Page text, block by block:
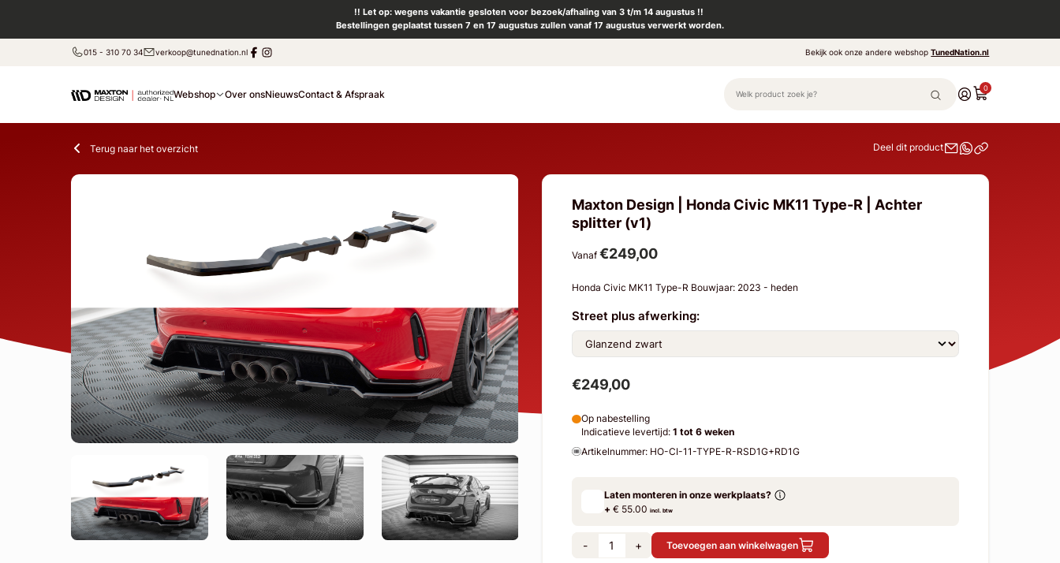
!! Let op: wegens vakantie gesloten voor bezoek/afhaling van 3 t/m 14 augustus !!
Bestellingen geplaatst tussen 7 en 17 augustus zullen vanaf 17 augustus verwerkt worden.
015 - 310 70 34 verkoop@tunednation.nl Bekijk ook onze andere webshopTunedNation.nl
Webshop Over onsNieuwsContact & Afspraak
0
Terug naar het overzicht Deel dit product
Maxton Design | Honda Civic MK11 Type-R | Achter
splitter (v1)
Vanaf €249,00
Honda Civic MK11 Type-R Bouwjaar: 2023 - heden
Street plus afwerking:
€249,00
Op nabestelling
Indicatieve levertijd: 1 tot 6 weken
Artikelnummer: HO-CI-11-TYPE-R-RSD1G+RD1G
Laten monteren in onze werkplaats?
+€ 55.00 incl. btw
- + Toevoegen aan winkelwagen